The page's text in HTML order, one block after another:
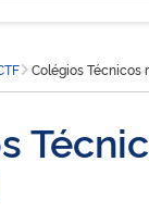
Colégios Técnicos